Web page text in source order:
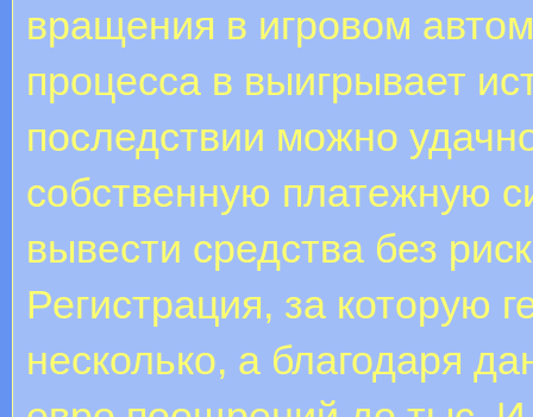
вращения в игровом
процесса в выигрывает
последствии можно
собственную платежную
вывести средства без
Регистрация, за которую
несколько, а благодаря